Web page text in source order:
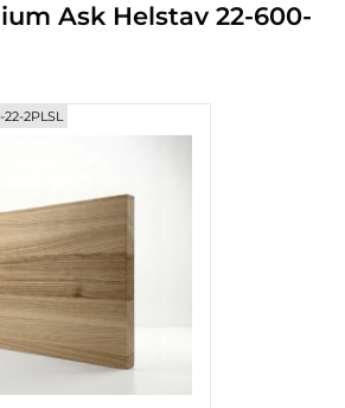
Ask Helstav 22-600-
2PLSL